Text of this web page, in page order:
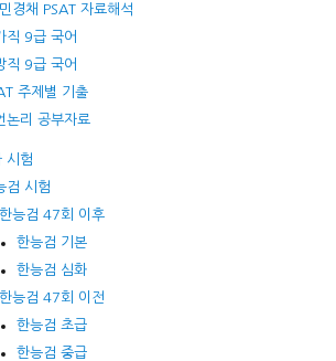
민경채 PSAT 자료해석
직 9급 국어
직 9급 국어
주제별 기출
논리 공부자료
시험
검 시험
한능검 47회 이후
한능검 기본
한능검 심화
한능검 47회 이전
한능검 초급
한능검 중급